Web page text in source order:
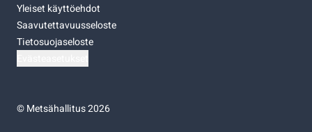
Yleiset käyttöehdot
Saavutettavuusseloste
Tietosuojaseloste
©Metsähallitus 2026